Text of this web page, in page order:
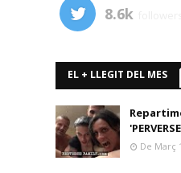
8.6k
EL + LLEGIT DEL MES
De Març